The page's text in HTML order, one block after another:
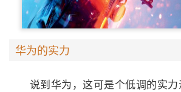
华为的实力
说到华为，这可是个低调的实